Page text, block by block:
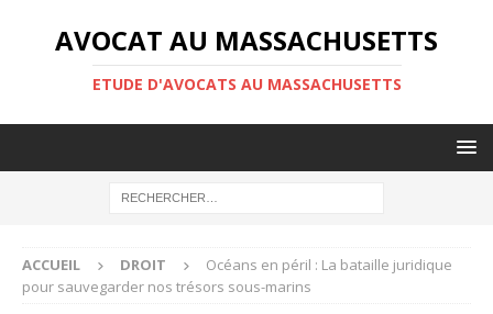
AVOCAT AU MASSACHUSETTS
ETUDE D'AVOCATS AU MASSACHUSETTS
ACCUEIL DROIT
Océans en péril : La bataille juridique
pour sauvegarder nos trésors sous-marins